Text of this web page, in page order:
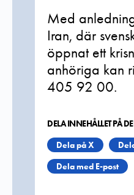
Med
Iran, där
öppnat ett
anhöriga kan
405 92 00.
DELA INNEHÅLLET PÅ
Dela på X
Dela med E-post